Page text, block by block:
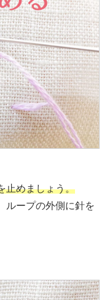
止めましょう。
ループの外側に針を